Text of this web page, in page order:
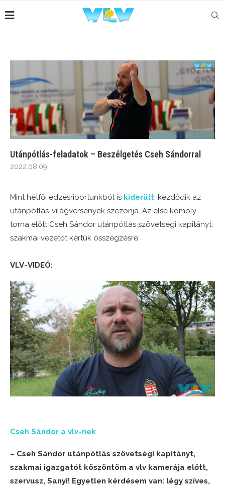
Utánpótlás-feladatok – Beszélgetés Cseh Sándorral
2022.08.09.
Mint hétfői edzésriportunkból is kiderült, kezdődik az
utánpótlás-világversenyek szezonja. Az első komoly
torna előtt Cseh Sándor utánpótlás szövetségi kapitányt,
szakmai vezetőt kértük összegzésre:
VLV-VIDEÓ:
Cseh Sándor a vlv-nek
– Cseh Sándor utánpótlás szövetségi kapitányt,
szakmai igazgatót köszöntöm a vlv kamerája előtt,
szervusz, Sanyi! Egyetlen kérdésem van: légy szíves,